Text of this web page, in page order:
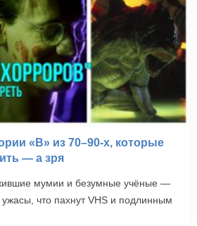
«B» из 70–90-х, которые
— а зря
мумии и безумные учёные —
что пахнут VHS и подлинным